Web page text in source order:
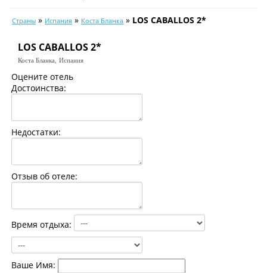
Календарь туров
Цены дня
Страны
Страны » Испания » Коста Бланка » LOS CABALLOS 2*
LOS CABALLOS 2*
Коста Бланка, Испания
Оцените отель
Достоинства:
Недостатки:
Отзыв об отеле:
Время отдыха:
Ваше Имя: